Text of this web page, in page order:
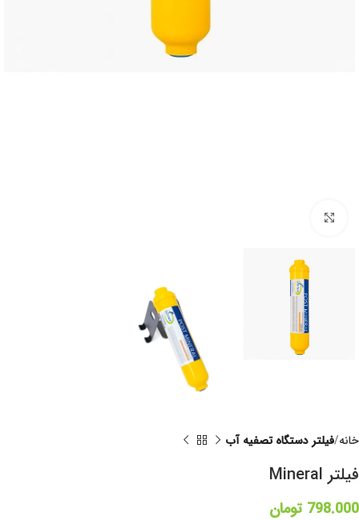
خانه فیلتر دستگاه تصفیه آب
فیلتر Mineral
798.000 تومان